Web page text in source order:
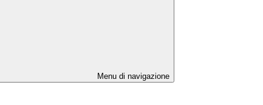
Menu di navigazione